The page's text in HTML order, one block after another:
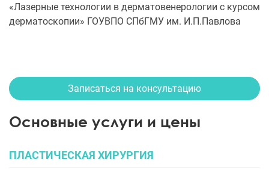
«Лазерные технологии в дерматовенерологии с курсом
дерматоскопии» ГОУВПО СПбГМУ им. И.П.Павлова
Записаться на консультацию
Основные услуги и цены
ПЛАСТИЧЕСКАЯ ХИРУРГИЯ